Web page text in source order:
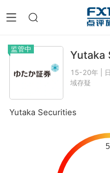
监管中 Yutaka
15-20年 |
域存疑
Yutaka Securities